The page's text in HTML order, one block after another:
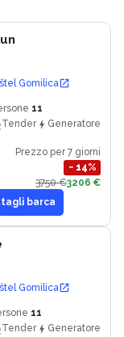
Gomilica
11
Tender Generatore
Prezzo per 7 giorni
− 14%
3750 €3206 €
barca
Gomilica
11
Tender Generatore